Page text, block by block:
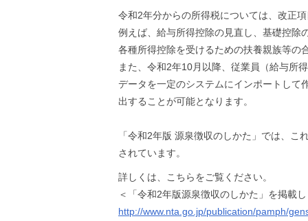
令和2年分からの所得税については、改正項
例えば、給与所得控除の見直し、基礎控除
各種所得控除を受けるための扶養親族等の
また、令和2年10月以降、従業員（給与所
データを一定のシステムにインポートして
出することが可能となります。
「令和2年版 源泉徴収のしかた」では、
されています。
詳しくは、こちらをご覧ください。
＜「令和2年版源泉徴収のしかた」を掲載し
http://www.nta.go.jp/publication/pamph/